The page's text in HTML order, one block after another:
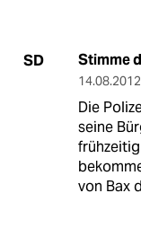
SD Stimme
14.08.2012
Die
seine
von Bax